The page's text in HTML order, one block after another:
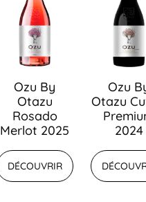
Ozu By
Otazu
Rosado
Merlot 2025
DÉCOUVRIR
Ozu
Otazu
2024